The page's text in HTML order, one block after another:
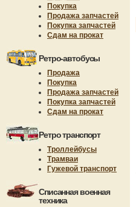
Покупка
Продажа запчастей
Покупка запчастей
Сдам на прокат
Ретро-автобусы
Продажа
Покупка
Продажа запчастей
Покупка запчастей
Сдам на прокат
Ретро транспорт
Троллейбусы
Трамваи
Гужевой транспорт
Списанная военная
техника